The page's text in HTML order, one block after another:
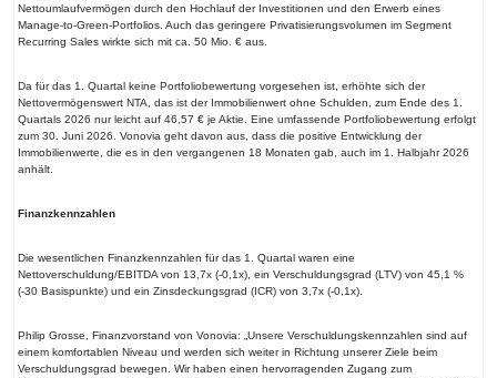
Nettoumlaufvermögen durch den Hochlauf der Investitionen und den Erwerb eines
Manage-to-Green-Portfolios. Auch das geringere Privatisierungsvolumen im Segment
Recurring Sales wirkte sich mit ca. 50 Mio. € aus.
Da für das 1. Quartal keine Portfoliobewertung vorgesehen ist, erhöhte sich der
Nettovermögenswert NTA, das ist der Immobilienwert ohne Schulden, zum Ende des 1.
Quartals 2026 nur leicht auf 46,57 € je Aktie. Eine umfassende Portfoliobewertung erfolgt
zum 30. Juni 2026. Vonovia geht davon aus, dass die positive Entwicklung der
Immobilienwerte, die es in den vergangenen 18 Monaten gab, auch im 1. Halbjahr 2026
anhält.
Finanzkennzahlen
Die wesentlichen Finanzkennzahlen für das 1. Quartal waren eine
Nettoverschuldung/EBITDA von 13,7x (-0,1x), ein Verschuldungsgrad (LTV) von 45,1 %
(-30 Basispunkte) und ein Zinsdeckungsgrad (ICR) von 3,7x (-0,1x).
Philip Grosse, Finanzvorstand von Vonovia: „Unsere Verschuldungskennzahlen sind auf
einem komfortablen Niveau und werden sich weiter in Richtung unserer Ziele beim
Verschuldungsgrad bewegen. Wir haben einen hervorragenden Zugang zum